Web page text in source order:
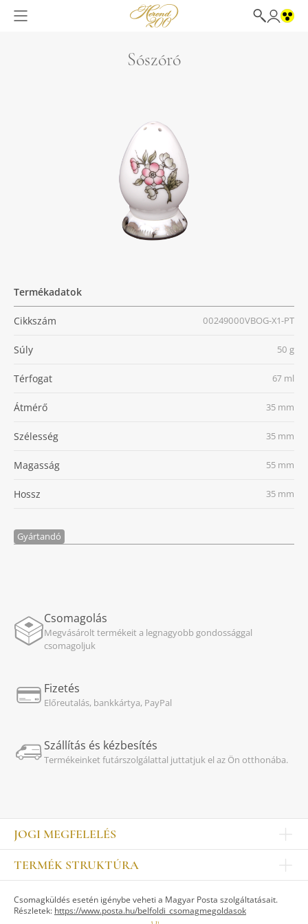
Sószóró
Termékadatok
Cikkszám 00249000VBOG-X1-PT
Súly 50 g
Térfogat 67 ml
Átmérő 35 mm
Szélesség 35 mm
Magasság 55 mm
Hossz 35 mm
Gyártandó
Csomagolás
Megvásárolt termékeit a legnagyobb gondossággal
csomagoljuk
Fizetés
Előreutalás, bankkártya, PayPal
Szállítás és kézbesítés
Termékeinket futárszolgálattal juttatjuk el az Ön otthonába.
JOGI MEGFELELÉS
Impresszum
Kapcsolat
Jogi nyilatkozat
TERMÉK STRUKTÚRA
ASZTALKULTÚRA
Csomagküldés esetén igénybe veheti a Magyar Posta szolgáltatásait.
Részletek: https://www.posta.hu/belfoldi_csomagmegoldasok